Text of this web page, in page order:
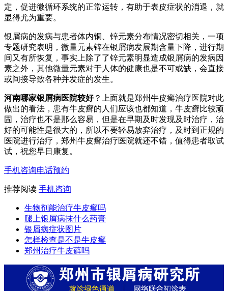
定，促进微循环系统的正常运转，有助于表皮症状的消退，就
显得尤为重要。
银屑病的发病与患者体内铜、锌元素分布情况密切相关，一项
专题研究表明，微量元素锌在银屑病发展期含量下降，进行期
间又有所恢复，事实上除了了锌元素明显造成银屑病的发病因
素之外，其他微量元素对于人体的健康也是不可或缺，会直接
或间接导致各种并发症的发生。
河南哪家银屑病医院较好？上面就是郑州牛皮癣治疗医院对此
做出的看法，患有牛皮癣的人们应该也都知道，牛皮癣比较顽
固，治疗也不是那么容易，但是在早期及时发现及时治疗，治
好的可能性是很大的，所以不要轻易放弃治疗，及时到正规的
医院进行治疗，郑州牛皮癣治疗医院就还不错，值得患者取试
试，祝您早日康复。
手机咨询电话预约
推荐阅读 手机咨询
生物剂能治疗牛皮癣吗
腿上银屑病抹什么药膏
银屑病症状图片
怎样检查是不是牛皮癣
郑州治疗牛皮藓吗